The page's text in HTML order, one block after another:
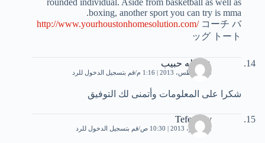
boxing, another sport you can try is mma.
http://www.yourhoustonhomesolution.com/コーチ バ
ッグ トート
عبدالله حبيب
30 أغسطس، 2013 | 1:16 م قم بتسجيل الدخول للرد
شكرا على المعلومات وأتمنى لك التوفيق
Tefedurry
2 سبتمبر، 2013 | 10:30 ص قم بتسجيل الدخول للرد